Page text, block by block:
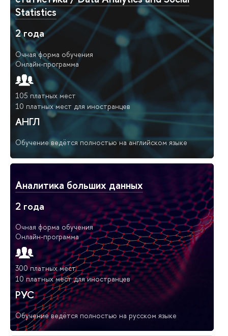
Statistics
2 года
Очная форма обучения
Онлайн-программа
105 платных мест
10 платных мест для иностранцев
АНГЛ
Обучение ведётся полностью на английском языке
Аналитика больших данных
2 года
Очная форма обучения
Онлайн-программа
300 платных мест
10 платных мест для иностранцев
РУС
Обучение ведётся полностью на русском языке